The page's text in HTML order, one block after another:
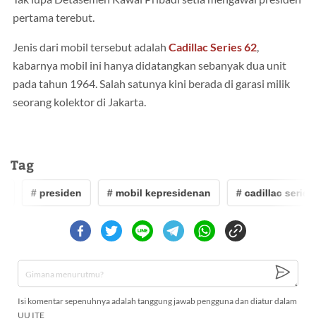
pertama terebut.
Jenis dari mobil tersebut adalah Cadillac Series 62,
kabarnya mobil ini hanya didatangkan sebanyak dua unit
pada tahun 1964. Salah satunya kini berada di garasi milik
seorang kolektor di Jakarta.
Tag
# presiden # mobil kepresidenan # cadillac series
Isi komentar sepenuhnya adalah tanggung jawab pengguna dan diatur dalam
UU ITE